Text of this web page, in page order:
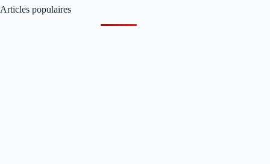
Articles populaires